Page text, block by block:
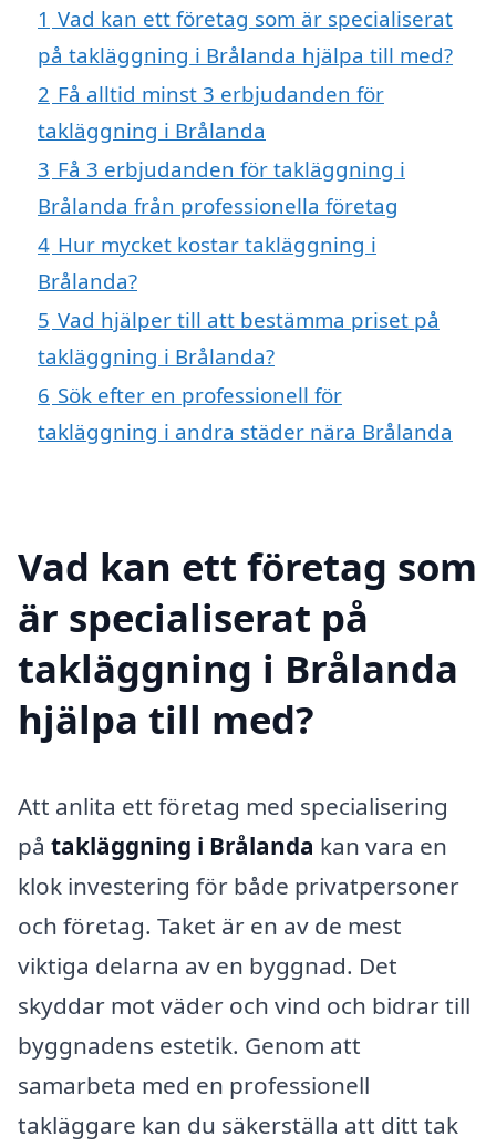
1 Vad kan ett företag som är specialiserat
på takläggning i Brålanda hjälpa till med?
2 Få alltid minst 3 erbjudanden för
takläggning i Brålanda
3 Få 3 erbjudanden för takläggning i
Brålanda från professionella företag
4 Hur mycket kostar takläggning i
Brålanda?
5 Vad hjälper till att bestämma priset på
takläggning i Brålanda?
6 Sök efter en professionell för
takläggning i andra städer nära Brålanda
Vad kan ett företag som
är specialiserat på
takläggning i Brålanda
hjälpa till med?
Att anlita ett företag med specialisering
på takläggning i Brålanda kan vara en
klok investering för både privatpersoner
och företag. Taket är en av de mest
viktiga delarna av en byggnad. Det
skyddar mot väder och vind och bidrar till
byggnadens estetik. Genom att
samarbeta med en professionell
takläggare kan du säkerställa att ditt tak